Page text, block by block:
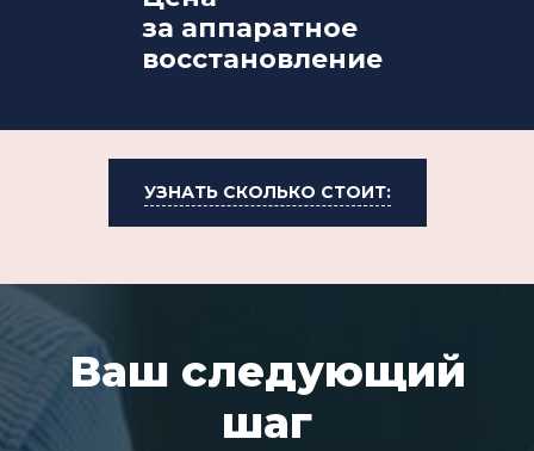
за аппаратное
восстановление
УЗНАТЬ СКОЛЬКО СТОИТ:
Ваш следующий
шаг